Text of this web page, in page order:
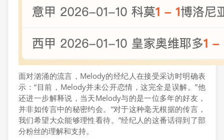
面对汹涌的流言，Melody的经纪人在接受采访时明确表
示：“目前，Melody并未公开恋情，这完全是误解。”他
还进一步解释说，当天Melody与的是一位多年的好友，
并非如传言中的秘密约会。“对于这种毫无根据的传言，
我们希望大众能够理性看待。”经纪人的这番话得到了部
分粉丝的理解和支持。